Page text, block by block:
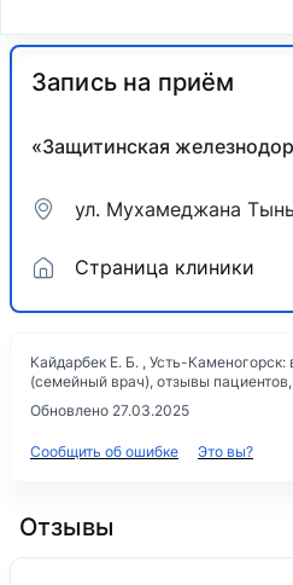
Запись на приём
«Защитинская
ул. Мухамеджана
Страница клиники
Кайдарбек Е. Б. , Усть-Каменогорск:
(семейный врач), отзывы
Обновлено 27.03.2025
Сообщить об ошибке Это вы?
Отзывы